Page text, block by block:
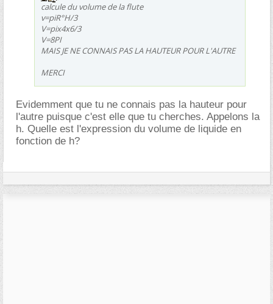
calcule du volume de la flute
v=piR°H/3
V=pix4x6/3
V=8PI
MAIS JE NE CONNAIS PAS LA HAUTEUR POUR L'AUTRE
MERCI
Evidemment que tu ne connais pas la hauteur pour
l'autre puisque c'est elle que tu cherches. Appelons la
h. Quelle est l'expression du volume de liquide en
fonction de h?